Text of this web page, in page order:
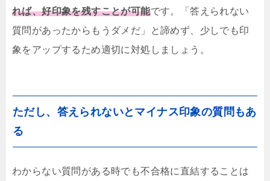
れば、好印象を残すことが可能です。「答えられない
質問があったからもうダメだ」と諦めず、少しでも印
象をアップするため適切に対処しましょう。
ただし、答えられないとマイナス印象の質問もあ
る
わからない質問がある時でも不合格に直結することは